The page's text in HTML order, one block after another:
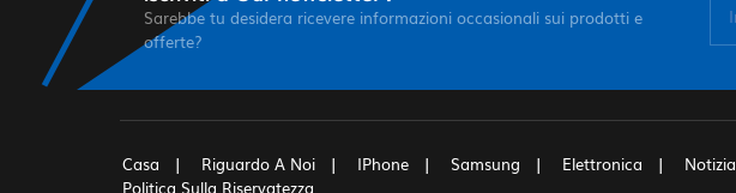
Sarebbe tu desidera ricevere informazioni occasionali sui prodotti e
offerte?
Casa Riguardo A Noi IPhone Samsung Elettronica Notizia
Politica Sulla Riservatezza